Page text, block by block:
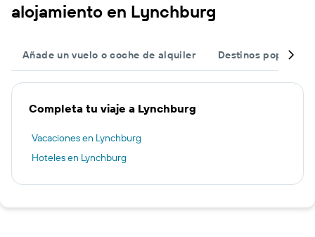
alojamiento en Lynchburg
Añade un vuelo o coche de alquiler Destinos populares
Completa tu viaje a Lynchburg
Vacaciones en Lynchburg
Hoteles en Lynchburg